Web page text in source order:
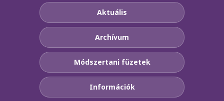
Aktuális
Archívum
Módszertani füzetek
Információk